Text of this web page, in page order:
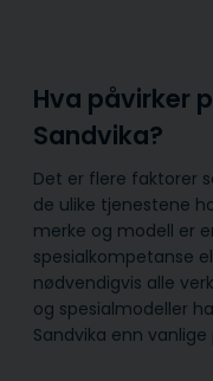
Hva påvirker
Sandvika?
Det er flere faktorer
de ulike tjenestene
merke og modell er
spesialkompetanse
nødvendigvis alle
og spesialmodeller
Sandvika enn vanlige